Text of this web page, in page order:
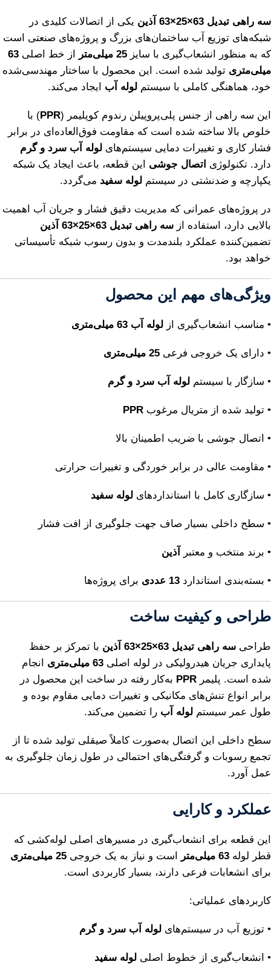
سه راهی تبدیل 63×25×63 آذین
یکی از اتصالات کلیدی در
شبکه‌های توزیع آب ساختمان‌های بزرگ و پروژه‌های صنعتی است
که به منظور انشعاب‌گیری با سایز 25 میلی‌متر از خط اصلی 63
میلی‌متری تولید شده است. این محصول با ساختار مهندسی‌شده
خود، هماهنگی کاملی با سیستم لوله آب ایجاد می‌کند.
این سه راهی از جنس پلی‌پروپیلن رندوم کوپلیمر (PPR) با
خلوص بالا ساخته شده است که مقاومت فوق‌العاده‌ای در برابر
فشار کاری و تغییرات دمایی سیستم‌های لوله آب سرد و گرم
دارد. تکنولوژی اتصال جوشی این قطعه، باعث ایجاد یک شبکه
یکپارچه و ضد‌نشتی در سیستم لوله سفید می‌گردد.
در پروژه‌های عمرانی که مدیریت دقیق فشار و جریان آب اهمیت
بالایی دارد، استفاده از سه راهی تبدیل 63×25×63 آذین
تضمین‌کننده عملکرد بلندمدت و بدون رسوب شبکه تأسیساتی
خواهد بود.
ویژگی‌های مهم این محصول
• مناسب انشعاب‌گیری از لوله آب 63 میلی‌متری
• دارای یک خروجی فرعی 25 میلی‌متری
• سازگار با سیستم لوله آب سرد و گرم
• تولید شده از متریال مرغوب PPR
• اتصال جوشی با ضریب اطمینان بالا
• مقاومت عالی در برابر خوردگی و تغییرات حرارتی
• سازگاری کامل با استانداردهای لوله سفید
• سطح داخلی بسیار صاف جهت جلوگیری از افت فشار
• برند منتخب و معتبر آذین
• بسته‌بندی استاندارد 13 عددی برای پروژه‌ها
طراحی و کیفیت ساخت
طراحی سه راهی تبدیل 63×25×63 آذین
با تمرکز بر حفظ
پایداری جریان هیدرولیکی در لوله اصلی 63 میلی‌متری
انجام
شده است. پلیمر PPR به‌کار رفته در ساخت این محصول در
برابر انواع تنش‌های مکانیکی و تغییرات دمایی مقاوم بوده و
طول عمر سیستم لوله آب را تضمین می‌کند.
سطح داخلی این اتصال به‌صورت کاملاً صیقلی تولید شده تا از
تجمع رسوبات و گرفتگی‌های احتمالی در طول زمان جلوگیری به
عمل آورد.
عملکرد و کارایی
این قطعه برای انشعاب‌گیری در مسیرهای اصلی لوله‌کشی که
قطر لوله 63 میلی‌متر است و نیاز به یک خروجی 25 میلی‌متری
برای انشعابات فرعی دارند، بسیار کاربردی است.
کاربردهای عملیاتی:
• توزیع آب در سیستم‌های لوله آب سرد و گرم
• انشعاب‌گیری از خطوط اصلی لوله سفید